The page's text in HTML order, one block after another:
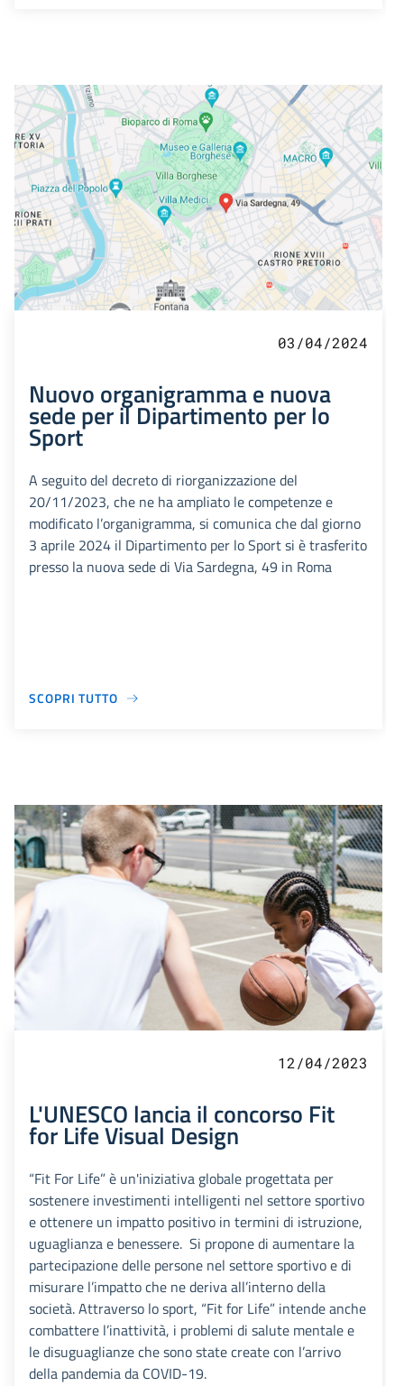
03/04/2024
Nuovo organigramma e nuova
sede per il Dipartimento per lo
Sport
A seguito del decreto di riorganizzazione del
20/11/2023, che ne ha ampliato le competenze e
modificato l’organigramma, si comunica che dal giorno
3 aprile 2024 il Dipartimento per lo Sport si è trasferito
presso la nuova sede di Via Sardegna, 49 in Roma
SCOPRI TUTTO
12/04/2023
L'UNESCO lancia il concorso Fit
for Life Visual Design
“Fit For Life” è un'iniziativa globale progettata per
sostenere investimenti intelligenti nel settore sportivo
e ottenere un impatto positivo in termini di istruzione,
uguaglianza e benessere. Si propone di aumentare la
partecipazione delle persone nel settore sportivo e di
misurare l’impatto che ne deriva all’interno della
società. Attraverso lo sport, “Fit for Life” intende anche
combattere l’inattività, i problemi di salute mentale e
le disuguaglianze che sono state create con l’arrivo
della pandemia da COVID-19.